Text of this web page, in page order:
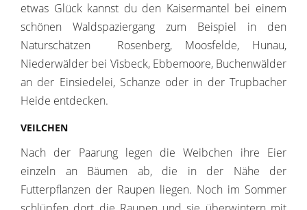
etwas Glück kannst du den Kaisermantel bei einem
schönen Waldspaziergang zum Beispiel in den
Naturschätzen Rosenberg, Moosfelde, Hunau,
Niederwälder bei Visbeck, Ebbemoore, Buchenwälder
an der Einsiedelei, Schanze oder in der Trupbacher
Heide entdecken.
VEILCHEN
Nach der Paarung legen die Weibchen ihre Eier
einzeln an Bäumen ab, die in der Nähe der
Futterpflanzen der Raupen liegen. Noch im Sommer